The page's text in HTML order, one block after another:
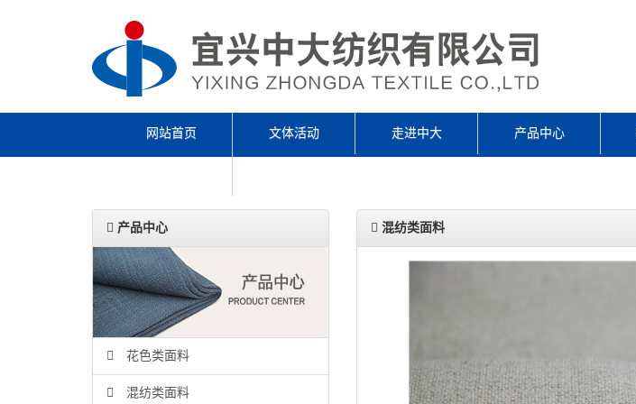
网站首页 文体活动 走进中大 产品中心
产品中心
花色类面料
混纺类面料
混纺类面料